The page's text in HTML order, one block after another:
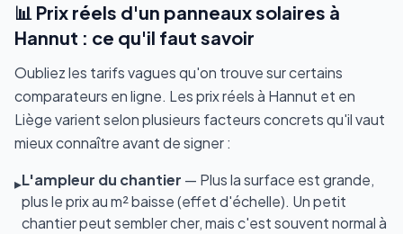
📊 Prix réels d'un panneaux solaires à
Hannut : ce qu'il faut savoir
Oubliez les tarifs vagues qu'on trouve sur certains
comparateurs en ligne. Les prix réels à Hannut et en
Liège varient selon plusieurs facteurs concrets qu'il vaut
mieux connaître avant de signer :
▸L'ampleur du chantier — Plus la surface est grande,
plus le prix au m² baisse (effet d'échelle). Un petit
chantier peut sembler cher, mais c'est souvent normal à